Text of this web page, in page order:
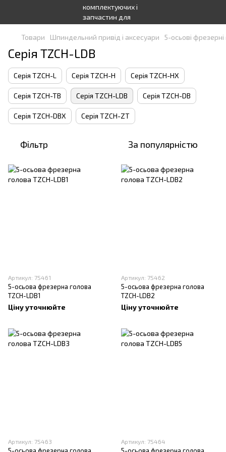
Товари Шпиндельний привід і аксесуари 5-осьові
Серія TZCH-LDB
Серія TZCH-L Серія TZCH-H Серія TZCH-HX
Серія TZCH-TB Серія TZCH-LDB Серія TZCH-DB
Серія TZCH-DBX Серія TZCH-ZT
Фільтр За популярністю
Артикул: 75461
5-осьова фрезерна голова
TZCH-LDB1
Ціну уточнюйте
Артикул: 75462
5-осьова фрезерна голова
TZCH-LDB2
Ціну уточнюйте
Артикул: 75463 Артикул: 75464